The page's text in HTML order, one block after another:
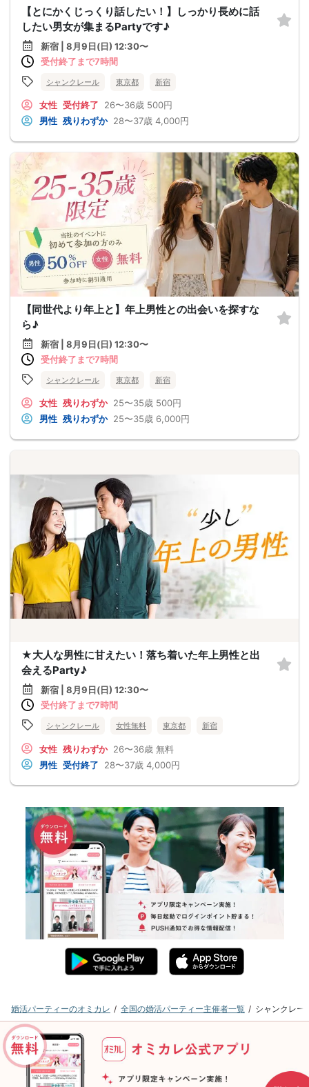
【とにかくじっくり話したい！】しっかり長めに話
したい男女が集まるPartyです♪
新宿 | 8月9日(日) 12:30〜
受付終了まで7時間
シャンクレール 東京都 新宿
女性 受付終了 26〜36歳 500円
男性 残りわずか 28〜37歳 4,000円
【同世代より年上と】年上男性との出会いを探すな
ら♪
新宿 | 8月9日(日) 12:30〜
受付終了まで7時間
シャンクレール 東京都 新宿
女性 残りわずか 25〜35歳 500円
男性 残りわずか 25〜35歳 6,000円
★大人な男性に甘えたい！落ち着いた年上男性と出
会えるParty♪
新宿 | 8月9日(日) 12:30〜
受付終了まで7時間
シャンクレール 女性無料 東京都 新宿
女性 残りわずか 26〜36歳 無料
男性 受付終了 28〜37歳 4,000円
婚活パーティーのオミカレ 全国の婚活パーティー主催者一覧 シャンクレー